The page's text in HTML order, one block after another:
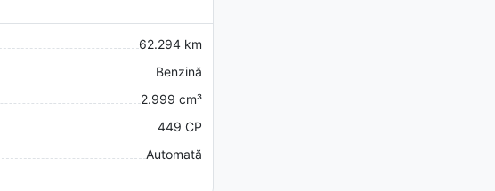
62.294 km
Benzină
2.999 cm³
449 CP
Automată